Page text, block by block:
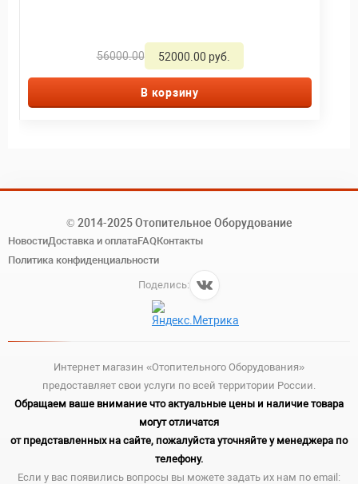
56000.00 52000.00 руб.
В корзину
© 2014-2025 Отопительное Оборудование
НовостиДоставка и оплатаFAQКонтакты
Политика конфиденциальности
Поделись:
Интернет магазин «Отопительного Оборудования»
предоставляет свои услуги по всей территории России.
Обращаем ваше внимание что актуальные цены и наличие товара
могут отличатся
от представленных на сайте, пожалуйста уточняйте у менеджера по
телефону.
Если у вас появились вопросы вы можете задать их нам по email: